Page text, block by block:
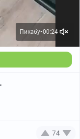
Пикабу●00:24
74